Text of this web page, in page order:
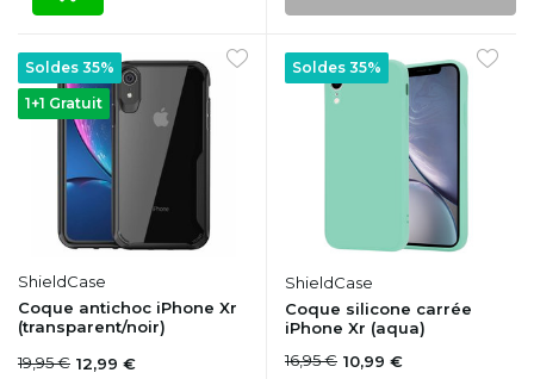
1+1 Gratuit
Soldes 35%
ShieldCase
Coque antichoc iPhone Xr
(transparent/noir)
19,95 € 12,99 €
Soldes 35%
ShieldCase
Coque silicone carrée
iPhone Xr (aqua)
16,95 € 10,99 €